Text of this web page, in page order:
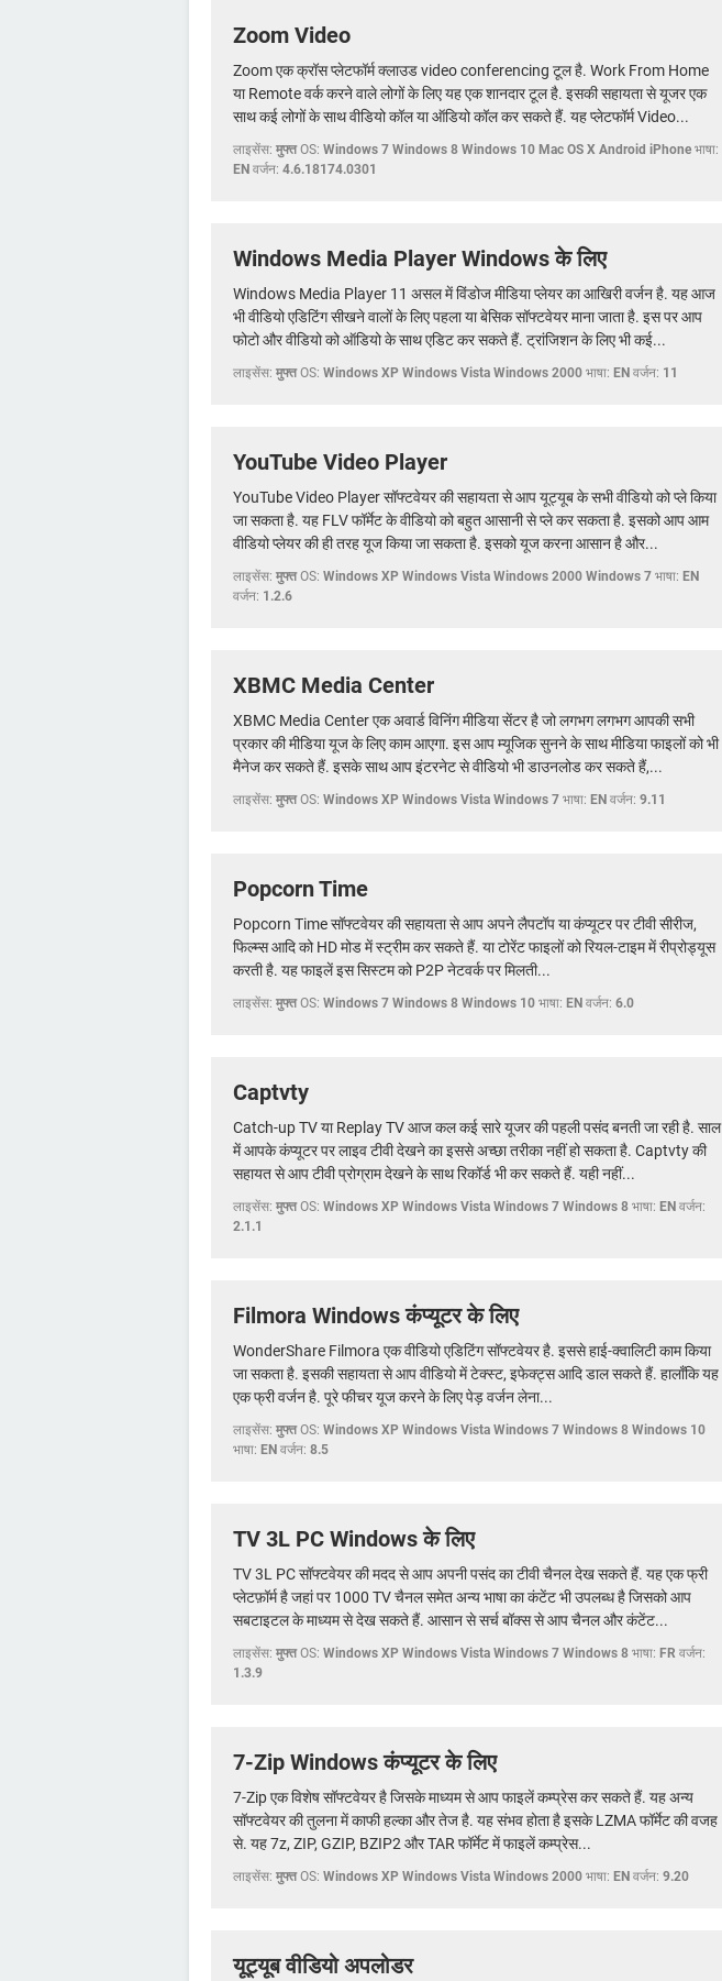
Zoom Video
Zoom एक क्रॉस प्लेटफॉर्म क्लाउड video conferencing टूल है. Work From Home
या Remote वर्क करने वाले लोगों के लिए यह एक शानदार टूल है. इसकी सहायता से यूजर एक
साथ कई लोगों के साथ वीडियो कॉल या ऑडियो कॉल कर सकते हैं. यह प्लेटफॉर्म Video...
लाइसेंस: मुफ्त OS: Windows 7 Windows 8 Windows 10 Mac OS X Android iPhone भाषा:
EN वर्जन: 4.6.18174.0301
Windows Media Player Windows के लिए
Windows Media Player 11 असल में विंडोज मीडिया प्लेयर का आखिरी वर्जन है. यह आज
भी वीडियो एडिटिंग सीखने वालों के लिए पहला या बेसिक सॉफ्टवेयर माना जाता है. इस पर आप
फोटो और वीडियो को ऑडियो के साथ एडिट कर सकते हैं. ट्रांजिशन के लिए भी कई...
लाइसेंस: मुफ्त OS: Windows XP Windows Vista Windows 2000 भाषा: EN वर्जन: 11
YouTube Video Player
YouTube Video Player सॉफ्टवेयर की सहायता से आप यूट्यूब के सभी वीडियो को प्ले किया
जा सकता है. यह FLV फॉर्मेट के वीडियो को बहुत आसानी से प्ले कर सकता है. इसको आप आम
वीडियो प्लेयर की ही तरह यूज किया जा सकता है. इसको यूज करना आसान है और...
लाइसेंस: मुफ्त OS: Windows XP Windows Vista Windows 2000 Windows 7 भाषा: EN
वर्जन: 1.2.6
XBMC Media Center
XBMC Media Center एक अवार्ड विनिंग मीडिया सेंटर है जो लगभग लगभग आपकी सभी
प्रकार की मीडिया यूज के लिए काम आएगा. इस आप म्यूजिक सुनने के साथ मीडिया फाइलों को भी
मैनेज कर सकते हैं. इसके साथ आप इंटरनेट से वीडियो भी डाउनलोड कर सकते हैं,...
लाइसेंस: मुफ्त OS: Windows XP Windows Vista Windows 7 भाषा: EN वर्जन: 9.11
Popcorn Time
Popcorn Time सॉफ्टवेयर की सहायता से आप अपने लैपटॉप या कंप्यूटर पर टीवी सीरीज,
फिल्म्स आदि को HD मोड में स्ट्रीम कर सकते हैं. या टोरेंट फाइलों को रियल-टाइम में रीप्रोड्यूस
करती है. यह फाइलें इस सिस्टम को P2P नेटवर्क पर मिलती...
लाइसेंस: मुफ्त OS: Windows 7 Windows 8 Windows 10 भाषा: EN वर्जन: 6.0
Captvty
Catch-up TV या Replay TV आज कल कई सारे यूजर की पहली पसंद बनती जा रही है. साल
में आपके कंप्यूटर पर लाइव टीवी देखने का इससे अच्छा तरीका नहीं हो सकता है. Captvty की
सहायत से आप टीवी प्रोग्राम देखने के साथ रिकॉर्ड भी कर सकते हैं. यही नहीं...
लाइसेंस: मुफ्त OS: Windows XP Windows Vista Windows 7 Windows 8 भाषा: EN वर्जन:
2.1.1
Filmora Windows कंप्यूटर के लिए
WonderShare Filmora एक वीडियो एडिटिंग सॉफ्टवेयर है. इससे हाई-क्वालिटी काम किया
जा सकता है. इसकी सहायता से आप वीडियो में टेक्स्ट, इफेक्ट्स आदि डाल सकते हैं. हालाँकि यह
एक फ्री वर्जन है. पूरे फीचर यूज करने के लिए पेड़ वर्जन लेना...
लाइसेंस: मुफ्त OS: Windows XP Windows Vista Windows 7 Windows 8 Windows 10
भाषा: EN वर्जन: 8.5
TV 3L PC Windows के लिए
TV 3L PC सॉफ्टवेयर की मदद से आप अपनी पसंद का टीवी चैनल देख सकते हैं. यह एक फ्री
प्लेटफ़ॉर्म है जहां पर 1000 TV चैनल समेत अन्य भाषा का कंटेंट भी उपलब्ध है जिसको आप
सबटाइटल के माध्यम से देख सकते हैं. आसान से सर्च बॉक्स से आप चैनल और कंटेंट...
लाइसेंस: मुफ्त OS: Windows XP Windows Vista Windows 7 Windows 8 भाषा: FR वर्जन:
1.3.9
7-Zip Windows कंप्यूटर के लिए
7-Zip एक विशेष सॉफ्टवेयर है जिसके माध्यम से आप फाइलें कम्प्रेस कर सकते हैं. यह अन्य
सॉफ्टवेयर की तुलना में काफी हल्का और तेज है. यह संभव होता है इसके LZMA फॉर्मेट की वजह
से. यह 7z, ZIP, GZIP, BZIP2 और TAR फॉर्मेट में फाइलें कम्प्रेस...
लाइसेंस: मुफ्त OS: Windows XP Windows Vista Windows 2000 भाषा: EN वर्जन: 9.20
यूट्यूब वीडियो अपलोडर